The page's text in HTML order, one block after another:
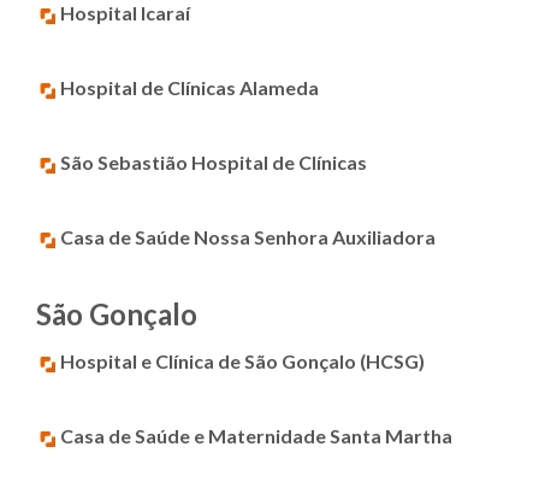
Hospital Icaraí
Hospital de Clínicas Alameda
São Sebastião Hospital de Clínicas
Casa de Saúde Nossa Senhora Auxiliadora
São Gonçalo
Hospital e Clínica de São Gonçalo (HCSG)
Casa de Saúde e Maternidade Santa Martha